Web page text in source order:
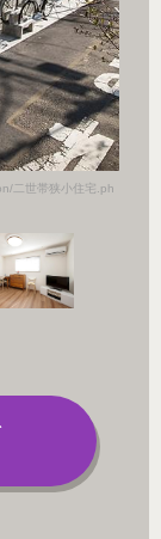
二世帯狭小住宅.ph